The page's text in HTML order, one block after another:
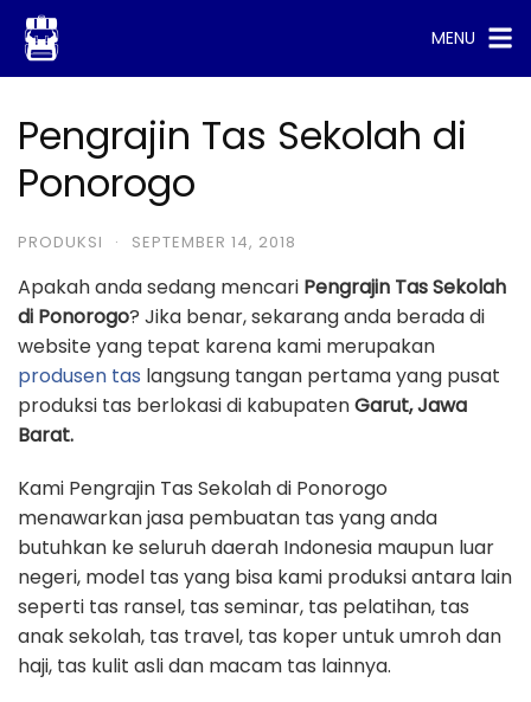
Skip
content
MENU
Pengrajin Tas Sekolah di
Ponorogo
PRODUKSI · SEPTEMBER 14, 2018
Apakah anda sedang mencari Pengrajin Tas Sekolah
di Ponorogo? Jika benar, sekarang anda berada di
website yang tepat karena kami merupakan
produsen tas langsung tangan pertama yang pusat
produksi tas berlokasi di kabupatenGarut, Jawa
Barat.
Kami Pengrajin Tas Sekolah di Ponorogo
menawarkan jasa pembuatan tas yang anda
butuhkan ke seluruh daerah Indonesia maupun luar
negeri, model tas yang bisa kami produksi antara lain
seperti tas ransel, tas seminar, tas pelatihan, tas
anak sekolah, tas travel, tas koper untuk umroh dan
haji, tas kulit asli dan macam tas lainnya.